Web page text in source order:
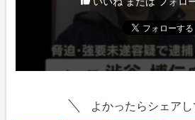
よかったらシェアし